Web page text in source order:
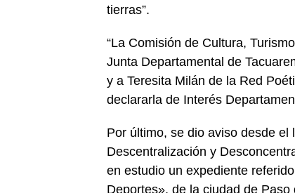
tierras”.
“La Comisión de Cultura,
Junta Departamental de
y a Teresita Milán de la Red
declararla de Interés
Por último, se dio aviso desde el
Descentralización y
en estudio un expediente
Deportes», de la ciudad de Paso